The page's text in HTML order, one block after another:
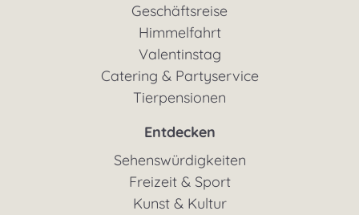
Geschäftsreise
Himmelfahrt
Valentinstag
Catering & Partyservice
Tierpensionen
Entdecken
Sehenswürdigkeiten
Freizeit & Sport
Kunst & Kultur